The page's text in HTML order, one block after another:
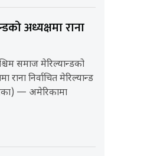
अध्यक्षमा राना
समाज मेरिल्यान्डको
राना निर्वाचित मेरिल्यान्ड
— अमेरिकामा